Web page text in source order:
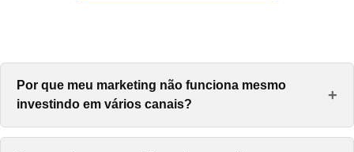
Por que meu marketing não funciona mesmo
investindo em vários canais?
+